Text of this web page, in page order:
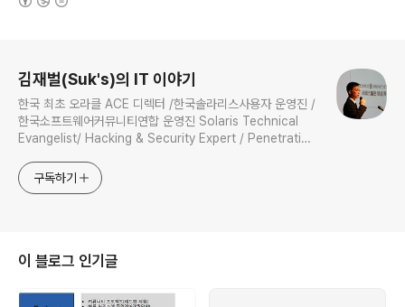
김재벌(Suk's)의 IT 이야기
한국 최초 오라클 ACE 디렉터 /한국솔라리스사용자 운영진 /
한국소프트웨어커뮤니티연합 운영진 Solaris Technical
Evangelist/ Hacking & Security Expert / Penetration
Instructor / 과학기술정보통신부 멘토
구독하기
이 블로그 인기글